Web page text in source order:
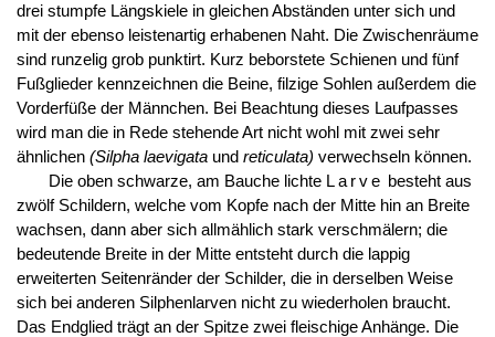
drei stumpfe Längskiele in gleichen Abständen unter sich und
mit der ebenso leistenartig erhabenen Naht. Die Zwischenräume
sind runzelig grob punktirt. Kurz beborstete Schienen und fünf
Fußglieder kennzeichnen die Beine, filzige Sohlen außerdem die
Vorderfüße der Männchen. Bei Beachtung dieses Laufpasses
wird man die in Rede stehende Art nicht wohl mit zwei sehr
ähnlichen (Silpha laevigataund reticulata) verwechseln können.
Die oben schwarze, am Bauche lichte Larve besteht aus
zwölf Schildern, welche vom Kopfe nach der Mitte hin an Breite
wachsen, dann aber sich allmählich stark verschmälern; die
bedeutende Breite in der Mitte entsteht durch die lappig
erweiterten Seitenränder der Schilder, die in derselben Weise
sich bei anderen Silphenlarven nicht zu wiederholen braucht.
Das Endglied trägt an der Spitze zwei fleischige Anhänge. Die